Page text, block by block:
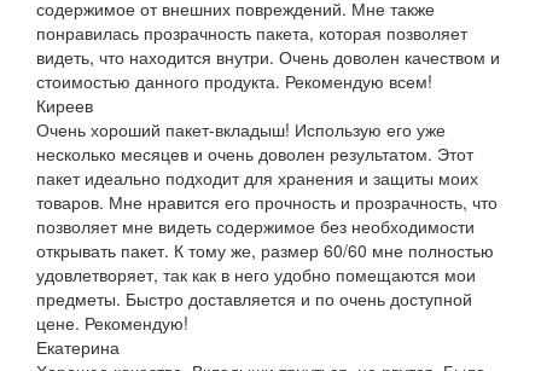
содержимое от внешних повреждений. Мне также
понравилась прозрачность пакета, которая позволяет
видеть, что находится внутри. Очень доволен качеством и
стоимостью данного продукта. Рекомендую всем!
Киреев
Очень хороший пакет-вкладыш! Использую его уже
несколько месяцев и очень доволен результатом. Этот
пакет идеально подходит для хранения и защиты моих
товаров. Мне нравится его прочность и прозрачность, что
позволяет мне видеть содержимое без необходимости
открывать пакет. К тому же, размер 60/60 мне полностью
удовлетворяет, так как в него удобно помещаются мои
предметы. Быстро доставляется и по очень доступной
цене. Рекомендую!
Екатерина